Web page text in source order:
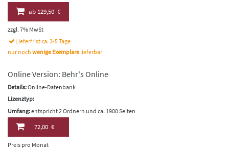
ab129,50 €
zzgl. 7% MwSt
Lieferfrist ca. 3-5 Tage
nur noch wenige Exemplare lieferbar
Online Version: Behr's Online
Details:Online-Datenbank
Lizenztyp:
Umfang:entspricht 2 Ordnern und ca. 1900 Seiten
72,00 €
Preis pro Monat